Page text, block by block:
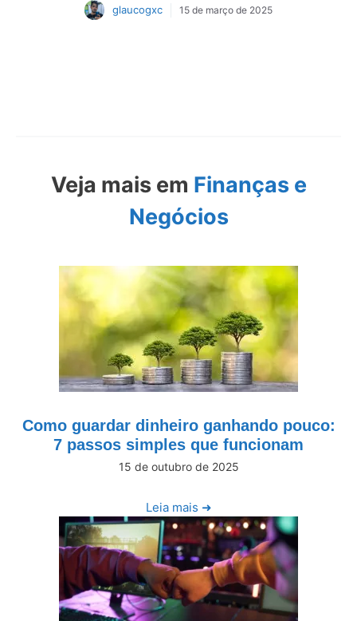
glaucogxc 15 de março de 2025
Veja mais em Finanças e
Negócios
Como guardar dinheiro ganhando pouco:
7 passos simples que funcionam
15 de outubro de 2025
Leia mais ➜